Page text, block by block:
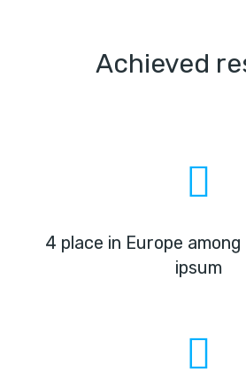
Achieved
4 place in Europe
ipsum